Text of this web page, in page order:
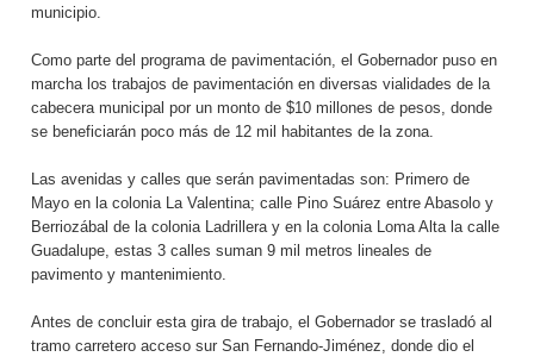
municipio.
Como parte del programa de pavimentación, el Gobernador puso en
marcha los trabajos de pavimentación en diversas vialidades de la
cabecera municipal por un monto de $10 millones de pesos, donde
se beneficiarán poco más de 12 mil habitantes de la zona.
Las avenidas y calles que serán pavimentadas son: Primero de
Mayo en la colonia La Valentina; calle Pino Suárez entre Abasolo y
Berriozábal de la colonia Ladrillera y en la colonia Loma Alta la calle
Guadalupe, estas 3 calles suman 9 mil metros lineales de
pavimento y mantenimiento.
Antes de concluir esta gira de trabajo, el Gobernador se trasladó al
tramo carretero acceso sur San Fernando-Jiménez, donde dio el